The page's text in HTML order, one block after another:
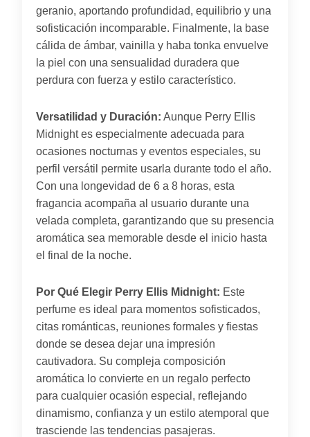
geranio, aportando profundidad, equilibrio y una
sofisticación incomparable. Finalmente, la base
cálida de ámbar, vainilla y haba tonka envuelve
la piel con una sensualidad duradera que
perdura con fuerza y estilo característico.
Versatilidad y Duración: Aunque Perry Ellis
Midnight es especialmente adecuada para
ocasiones nocturnas y eventos especiales, su
perfil versátil permite usarla durante todo el año.
Con una longevidad de 6 a 8 horas, esta
fragancia acompaña al usuario durante una
velada completa, garantizando que su presencia
aromática sea memorable desde el inicio hasta
el final de la noche.
Por Qué Elegir Perry Ellis Midnight: Este
perfume es ideal para momentos sofisticados,
citas románticas, reuniones formales y fiestas
donde se desea dejar una impresión
cautivadora. Su compleja composición
aromática lo convierte en un regalo perfecto
para cualquier ocasión especial, reflejando
dinamismo, confianza y un estilo atemporal que
trasciende las tendencias pasajeras.